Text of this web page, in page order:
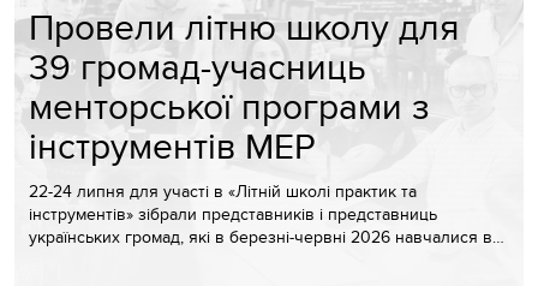
Провели літню школу для
39 громад-учасниць
менторської програми з
інструментів МЕР
22-24 липня для участі в «Літній школі практик та
інструментів» зібрали представників і представниць
українських громад, які в березні-червні 2026 навчалися в…